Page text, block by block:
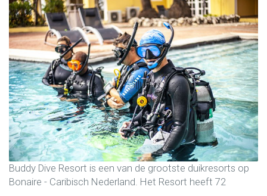
Buddy Dive Resort is een van de grootste duikresorts op
Bonaire - Caribisch Nederland. Het Resort heeft 72